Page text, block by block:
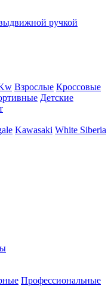
ручкой
Взрослые Кроссовые
Детские
Kawasaki White Siberia
Профессиональные